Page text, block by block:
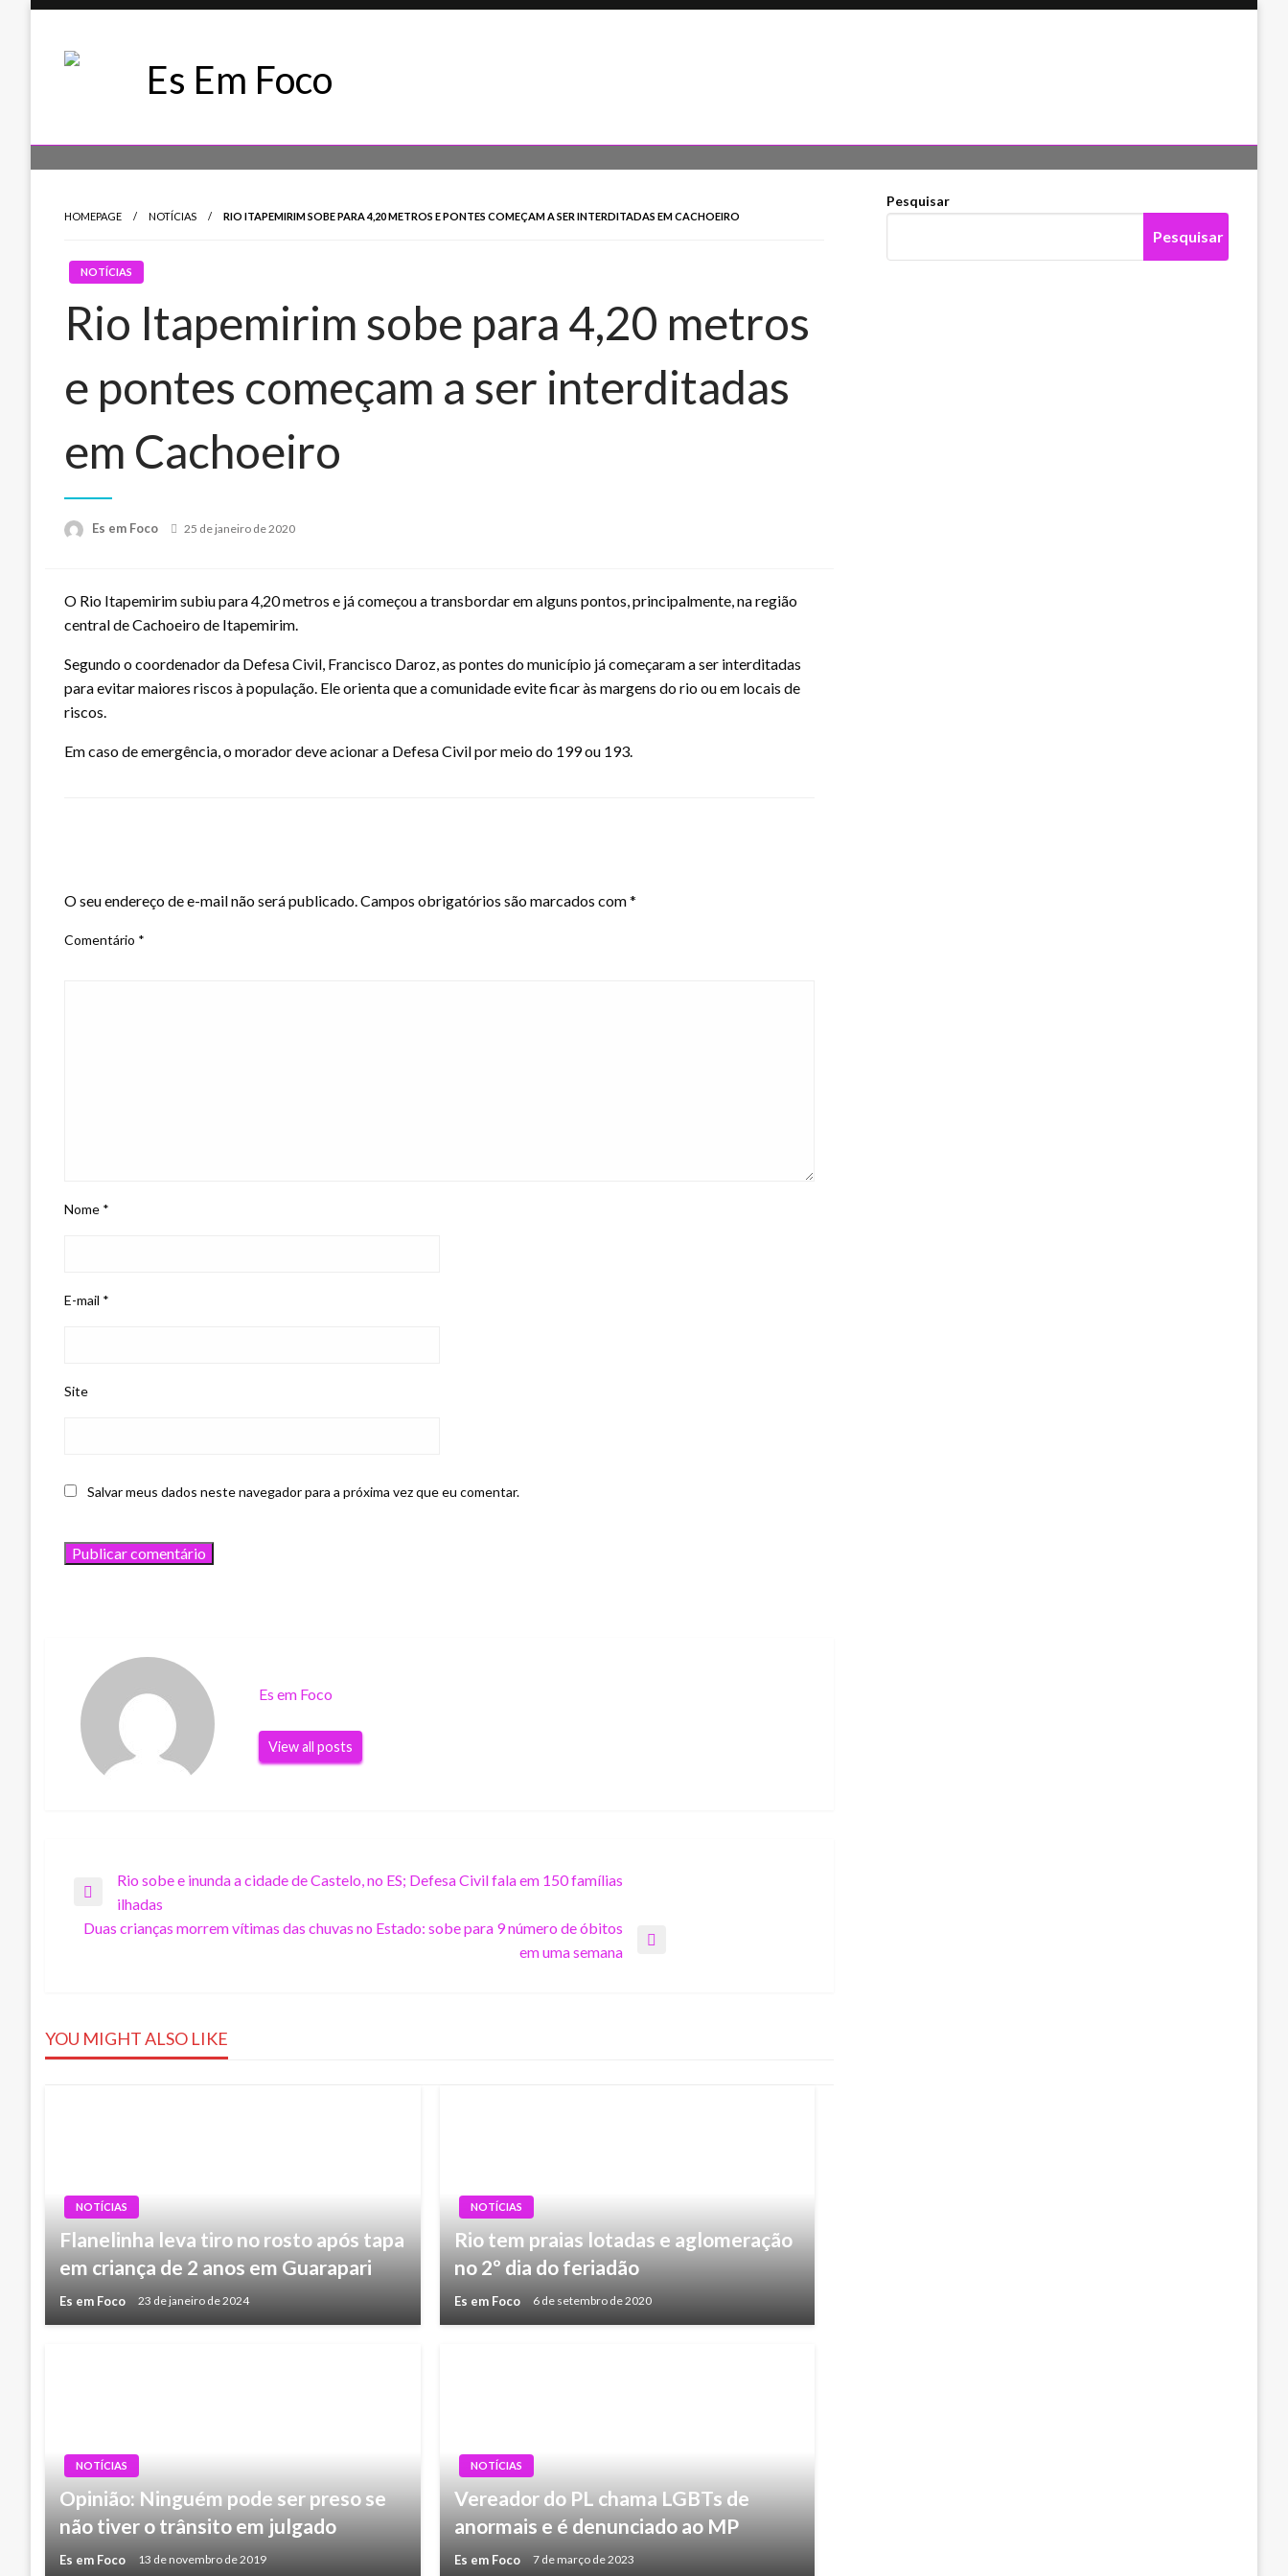
Es Em Foco
HOMEPAGE NOTÍCIAS RIO ITAPEMIRIM SOBE PARA 4,20 METROS E PONTES COMEÇAM A SER INTERDITADAS EM CACHOEIRO
NOTÍCIAS
Rio Itapemirim sobe para 4,20 metros
e pontes começam a ser interditadas
em Cachoeiro
Es em Foco
Posted
25 de janeiro de 2020
O Rio Itapemirim subiu para 4,20 metros e já começou a transbordar em alguns pontos, principalmente, na região
central de Cachoeiro de Itapemirim.
Segundo o coordenador da Defesa Civil, Francisco Daroz, as pontes do município já começaram a ser interditadas
para evitar maiores riscos à população. Ele orienta que a comunidade evite ficar às margens do rio ou em locais de
riscos.
Em caso de emergência, o morador deve acionar a Defesa Civil por meio do 199 ou 193.
O seu endereço de e-mail não será publicado.Campos obrigatórios são marcados com*
Comentário *
Nome *
E-mail *
Site
Salvar meus dados neste navegador para a próxima vez que eu comentar.
Es em Foco
View all posts
Navegação
de
Previous
Post
Rio sobe e inunda a cidade de Castelo, no ES; Defesa Civil fala em 150 famílias
ilhadas
Duas crianças morrem vítimas das chuvas no Estado: sobe para 9 número de óbitos
em uma semana
YOU MIGHT ALSO LIKE
NOTÍCIAS
Flanelinha leva tiro no rosto após tapa
em criança de 2 anos em Guarapari
Es em Foco 23 de janeiro de 2024
NOTÍCIAS
Rio tem praias lotadas e aglomeração
no 2º dia do feriadão
Es em Foco 6 de setembro de 2020
NOTÍCIAS
Opinião: Ninguém pode ser preso se
não tiver o trânsito em julgado
Es em Foco 13 de novembro de 2019
NOTÍCIAS
Vereador do PL chama LGBTs de
anormais e é denunciado ao MP
Es em Foco 7 de março de 2023
Pesquisar
Pesquisar